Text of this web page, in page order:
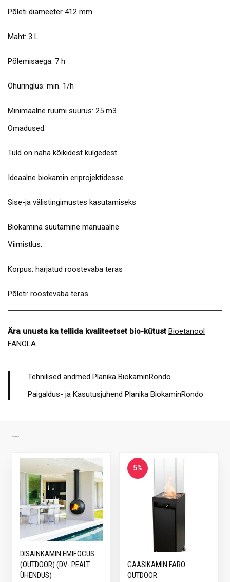
Põleti diameeter 412 mm
Maht: 3 L
Põlemisaega: 7 h
Õhuringlus: min. 1/h
Minimaalne ruumi suurus: 25 m3
Omadused:
Tuld on näha kõikidest külgedest
Ideaalne biokamin eriprojektidesse
Sise-ja välistingimustes kasutamiseks
Biokamina süütamine manuaalne
Viimistlus:
Korpus: harjatud roostevaba teras
Põleti: roostevaba teras
Ära unusta ka tellida kvaliteetset bio-kütust Bioetanool
FANOLA
Tehnilised andmed Planika BiokaminRondo
Paigaldus- ja Kasutusjuhend Planika BiokaminRondo
DISAINKAMIN EMIFOCUS
(OUTDOOR) (DV- PEALT
ÜHENDUS)
5%
GAASIKAMIN FARO
OUTDOOR